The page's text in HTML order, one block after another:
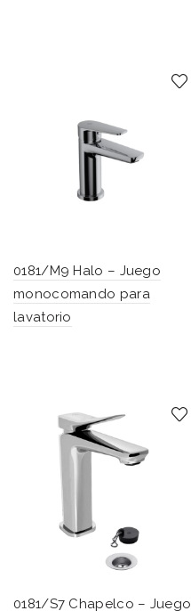
0181/M9 Halo – Juego
monocomando para
lavatorio
0181/S7 Chapelco – Juego